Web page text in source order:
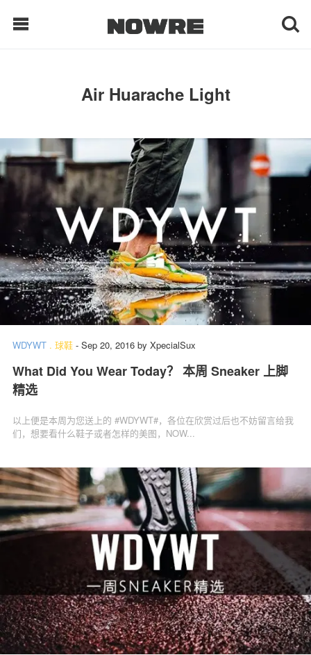
每日鲜榨
现客视点
每日栏目
时 尚
球 鞋
生 活
科 技
Air Huarache Light
WDYWT . 球鞋 - Sep 20, 2016 by XpecialSux
What Did You Wear Today？ 本周 Sneaker 上脚
精选
以上便是本周为您送上的 #WDYWT#，各位在欣赏过后也不妨留言给我
们，想要看什么鞋子或者怎样的美图，NOW...